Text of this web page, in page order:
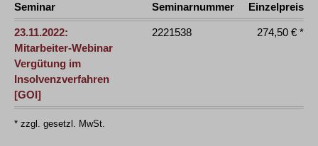
Seminar Seminarnummer Einzelpreis
23.11.2022:
Mitarbeiter-Webinar
Vergütung im
Insolvenzverfahren
[GOI]
2221538 274,50 € *
* zzgl. gesetzl. MwSt.